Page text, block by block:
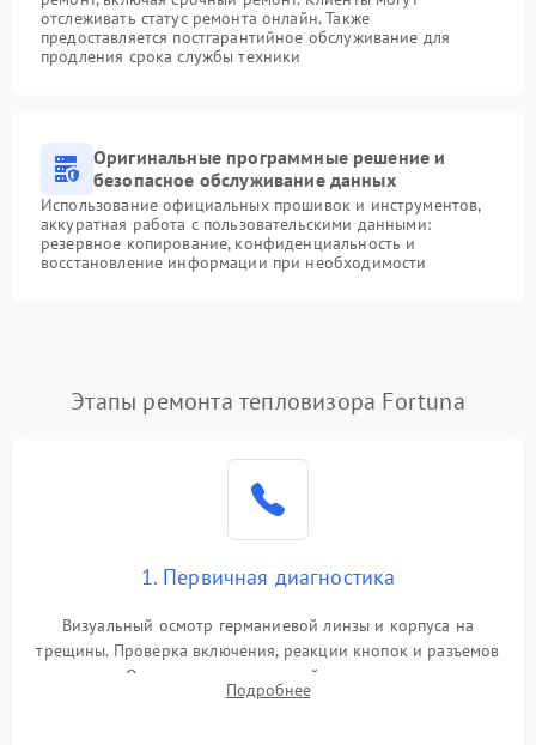
отслеживать статус ремонта онлайн. Также
предоставляется постгарантийное обслуживание для
продления срока службы техники
Оригинальные программные решение и
безопасное обслуживание данных
Использование официальных прошивок и инструментов,
аккуратная работа с пользовательскими данными:
резервное копирование, конфиденциальность и
восстановление информации при необходимости
Этапы ремонта тепловизора Fortuna
1. Первичная диагностика
Визуальный осмотр германиевой линзы и корпуса на
трещины. Проверка включения, реакции кнопок и разъемов
зарядки. Оценка вывода тепловой сигнатуры на экран,
проверка базовых функций и считывание системных
Подробнее